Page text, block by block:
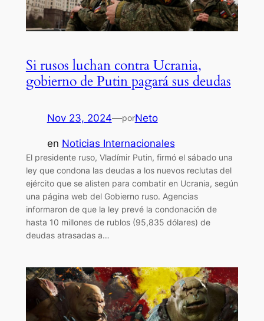
Si rusos luchan contra Ucrania,
gobierno de Putin pagará sus deudas
Nov 23, 2024—porNeto
en Noticias Internacionales
El presidente ruso, Vladímir Putin, firmó el sábado una
ley que condona las deudas a los nuevos reclutas del
ejército que se alisten para combatir en Ucrania, según
una página web del Gobierno ruso. Agencias
informaron de que la ley prevé la condonación de
hasta 10 millones de rublos (95,835 dólares) de
deudas atrasadas a…